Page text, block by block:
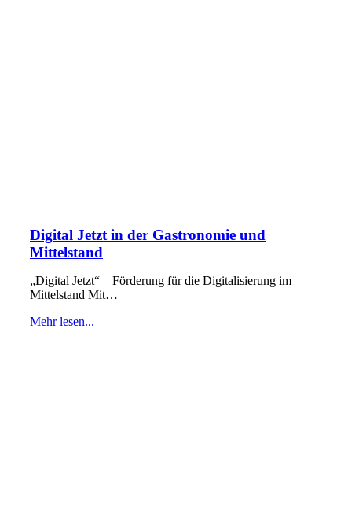
Digital Jetzt in der Gastronomie und
Mittelstand
„Digital Jetzt“ – Förderung für die Digitalisierung im
Mittelstand Mit…
Mehr lesen...